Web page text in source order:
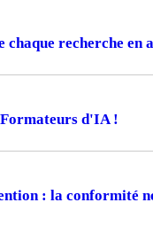
recherche en
d'IA !
: la conformité